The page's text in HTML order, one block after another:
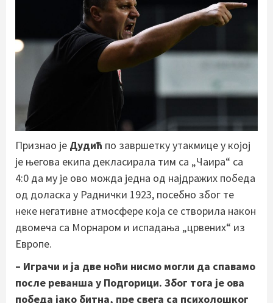
Признао је Дудић по завршетку утакмице у којој
је његова екипа декласирала тим са „Чаира“ са
4:0 да му је ово можда једна од најдражих победа
од доласка у Раднички 1923, посебно због те
неке негативне атмосфере која се створила након
двомеча са Морнаром и испадања „црвених“ из
Европе.
– Играчи и ја две ноћи нисмо могли да спавамо
после реванша у Подгорици. Због тога је ова
победа јако битна, пре свега са психолошког